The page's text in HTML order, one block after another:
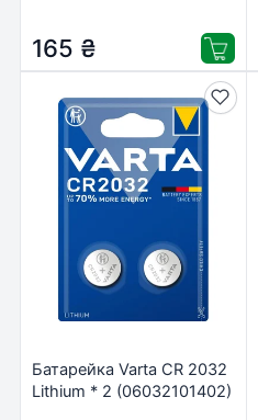
165 ₴
Батарейка Varta CR 2032
Lithium * 2 (06032101402)